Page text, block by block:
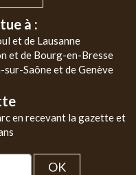
à :
et de Lausanne
et de Bourg-en-Bresse
sur-Saône et de Genève
en recevant la gazette et
OK